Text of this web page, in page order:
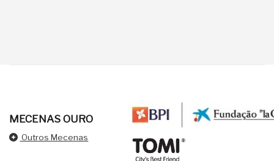
MECENAS OURO
Outros Mecenas